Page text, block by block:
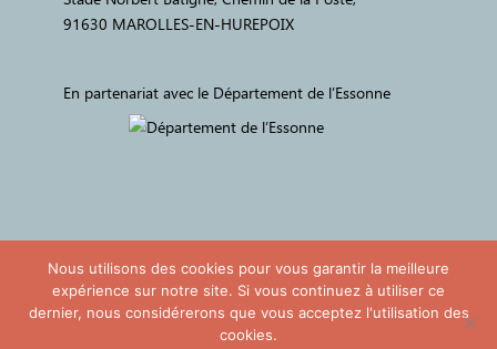
91630 MAROLLES-EN-HUREPOIX
En partenariat avec le Département de l’Essonne
Nous utilisons des cookies pour vous garantir la meilleure
expérience sur notre site. Si vous continuez à utiliser ce
dernier, nous considérerons que vous acceptez l'utilisation des
cookies.